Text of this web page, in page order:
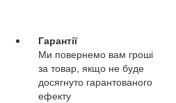
Гарантії
Ми повернемо вам гроші
за товар, якщо не буде
досягнуто гарантованого
ефекту